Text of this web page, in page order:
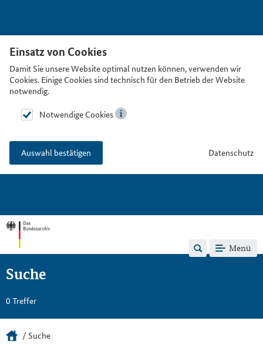
Einsatz von Cookies
Damit Sie unsere Website optimal nutzen können, verwenden wir
Cookies. Einige Cookies sind technisch für den Betrieb der Website
notwendig.
Notwendige Cookies
Auswahl bestätigen Datenschutz
Menü
Suche
0 Treffer
Suche